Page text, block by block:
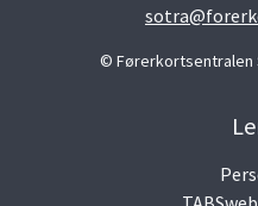
© Førerkortsentralen